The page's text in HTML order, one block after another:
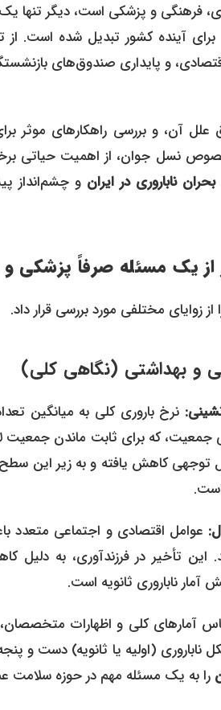
فرهنگی و پزشکی است، دیگر تنها
آینده کشور تبدیل شده است.
و پایداری صندوق‌های
آن، و بررسی راهکارهای موثر
نسل جوان، از اهمیت حیاتی
بحران ناباروری در ایران و چشم‌انداز
از یک مسئله صرفاً پزشکی
از زوایای مختلفی مورد بررسی قرار داد.
نرخ باروری کلی به میانگین
توجهی کاهش یافته و به زیر
عوامل اقتصادی و اجتماعی متعدد
این تأخیر در فرزندآوری، به
ناباروری ثانویه است.
آمارهای کلی و اظهارات
تا حدود ۲۰ درصد) با مشکل ناباروری (اولیه یا
را به یک مسئله مهم در حوزه سلامت